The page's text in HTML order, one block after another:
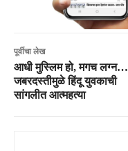
पूर्वीचा लेख
आधी मुस्लिम हो, मगच लग्न…
जबरदस्तीमुळे हिंदू युवकाची
सांगलीत आत्महत्या